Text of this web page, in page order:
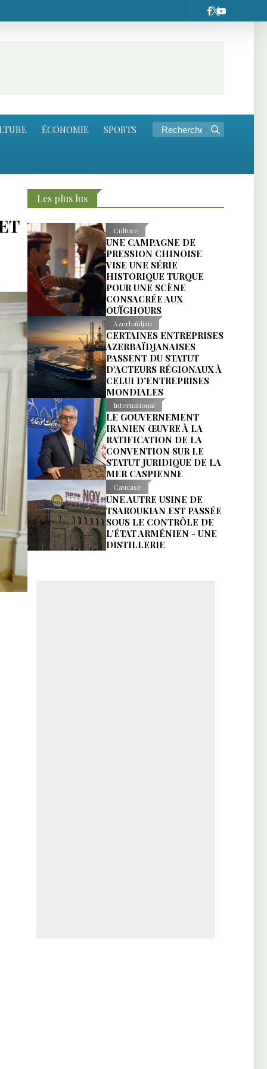
ÉCONOMIE SPORTS
Les plus lus
Culture
UNE CAMPAGNE DE
PRESSION CHINOISE
VISE UNE SÉRIE
HISTORIQUE TURQUE
POUR UNE SCÈNE
CONSACRÉE AUX
OUÏGHOURS
Azerbaïdjan
CERTAINES ENTREPRISES
AZERBAÏDJANAISES
PASSENT DU STATUT
D’ACTEURS RÉGIONAUX À
CELUI D’ENTREPRISES
MONDIALES
International
LE GOUVERNEMENT
IRANIEN ŒUVRE À LA
RATIFICATION DE LA
CONVENTION SUR LE
STATUT JURIDIQUE DE LA
MER CASPIENNE
Caucase
UNE AUTRE USINE DE
TSAROUKIAN EST PASSÉE
SOUS LE CONTRÔLE DE
L’ÉTAT ARMÉNIEN - UNE
DISTILLERIE